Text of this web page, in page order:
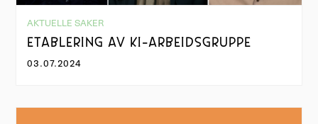
AKTUELLE SAKER
ETABLERING AV KI-ARBEIDSGRUPPE
03.07.2024